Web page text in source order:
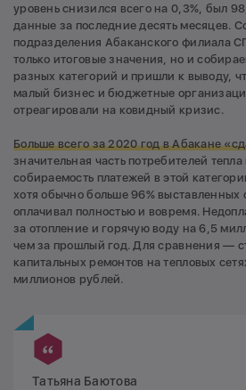
уровень снизился всего на 0,3%, был
данные за последние десять месяцев.
подразделения Абаканского филиала
только итоговые значения, но и
разных категорий и пришли к выводу,
малый бизнес и бюджетные
отреагировали на ковидный кризис.
Больше всего за 2020 год в Абакане
значительная часть потребителей
собираемость платежей в этой
хотя обычно больше 96% выставленных
оплачивал полностью и вовремя.
за отопление и горячую воду на 6,5
чем за прошлый год. Для сравнения —
капитальных ремонтов на тепловых
миллионов рублей.
Татьяна Баютова